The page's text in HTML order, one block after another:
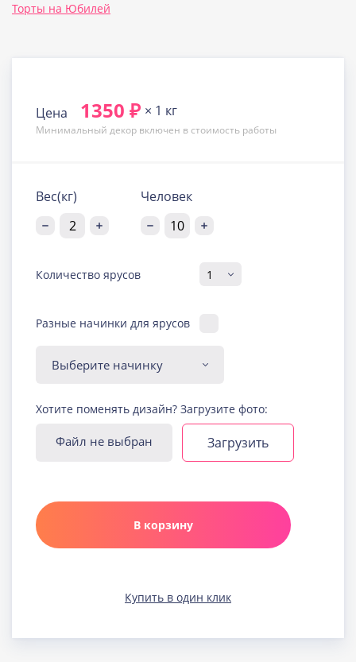
Торты на Юбилей
Цена 1350 ₽ × 1 кг
Минимальный декор включен в стоимость работы
Вес(кг) Человек
Количество ярусов
Разные начинки для ярусов
Диабетическая-
безглютеновая начинка
Узнать подробнее о начинке
Йогуртовая с ягодами
Узнать подробнее о начинке
Карамельная
Узнать подробнее о начинке
(постная)
Хотите поменять дизайн? Загрузите фото:
Файл не выбран Загрузить
В корзину
Купить в один клик